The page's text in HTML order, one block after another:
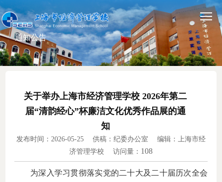
通知公告
关于举办上海市经济管理学校 2026年第二
届“清韵经心”杯廉洁文化优秀作品展的通
知
发布时间：2026-05-25 供稿：纪委办公室 编辑：上海市经
济管理学校 访问量： 108
为深入学习贯彻落实党的二十大及二十届历次全会